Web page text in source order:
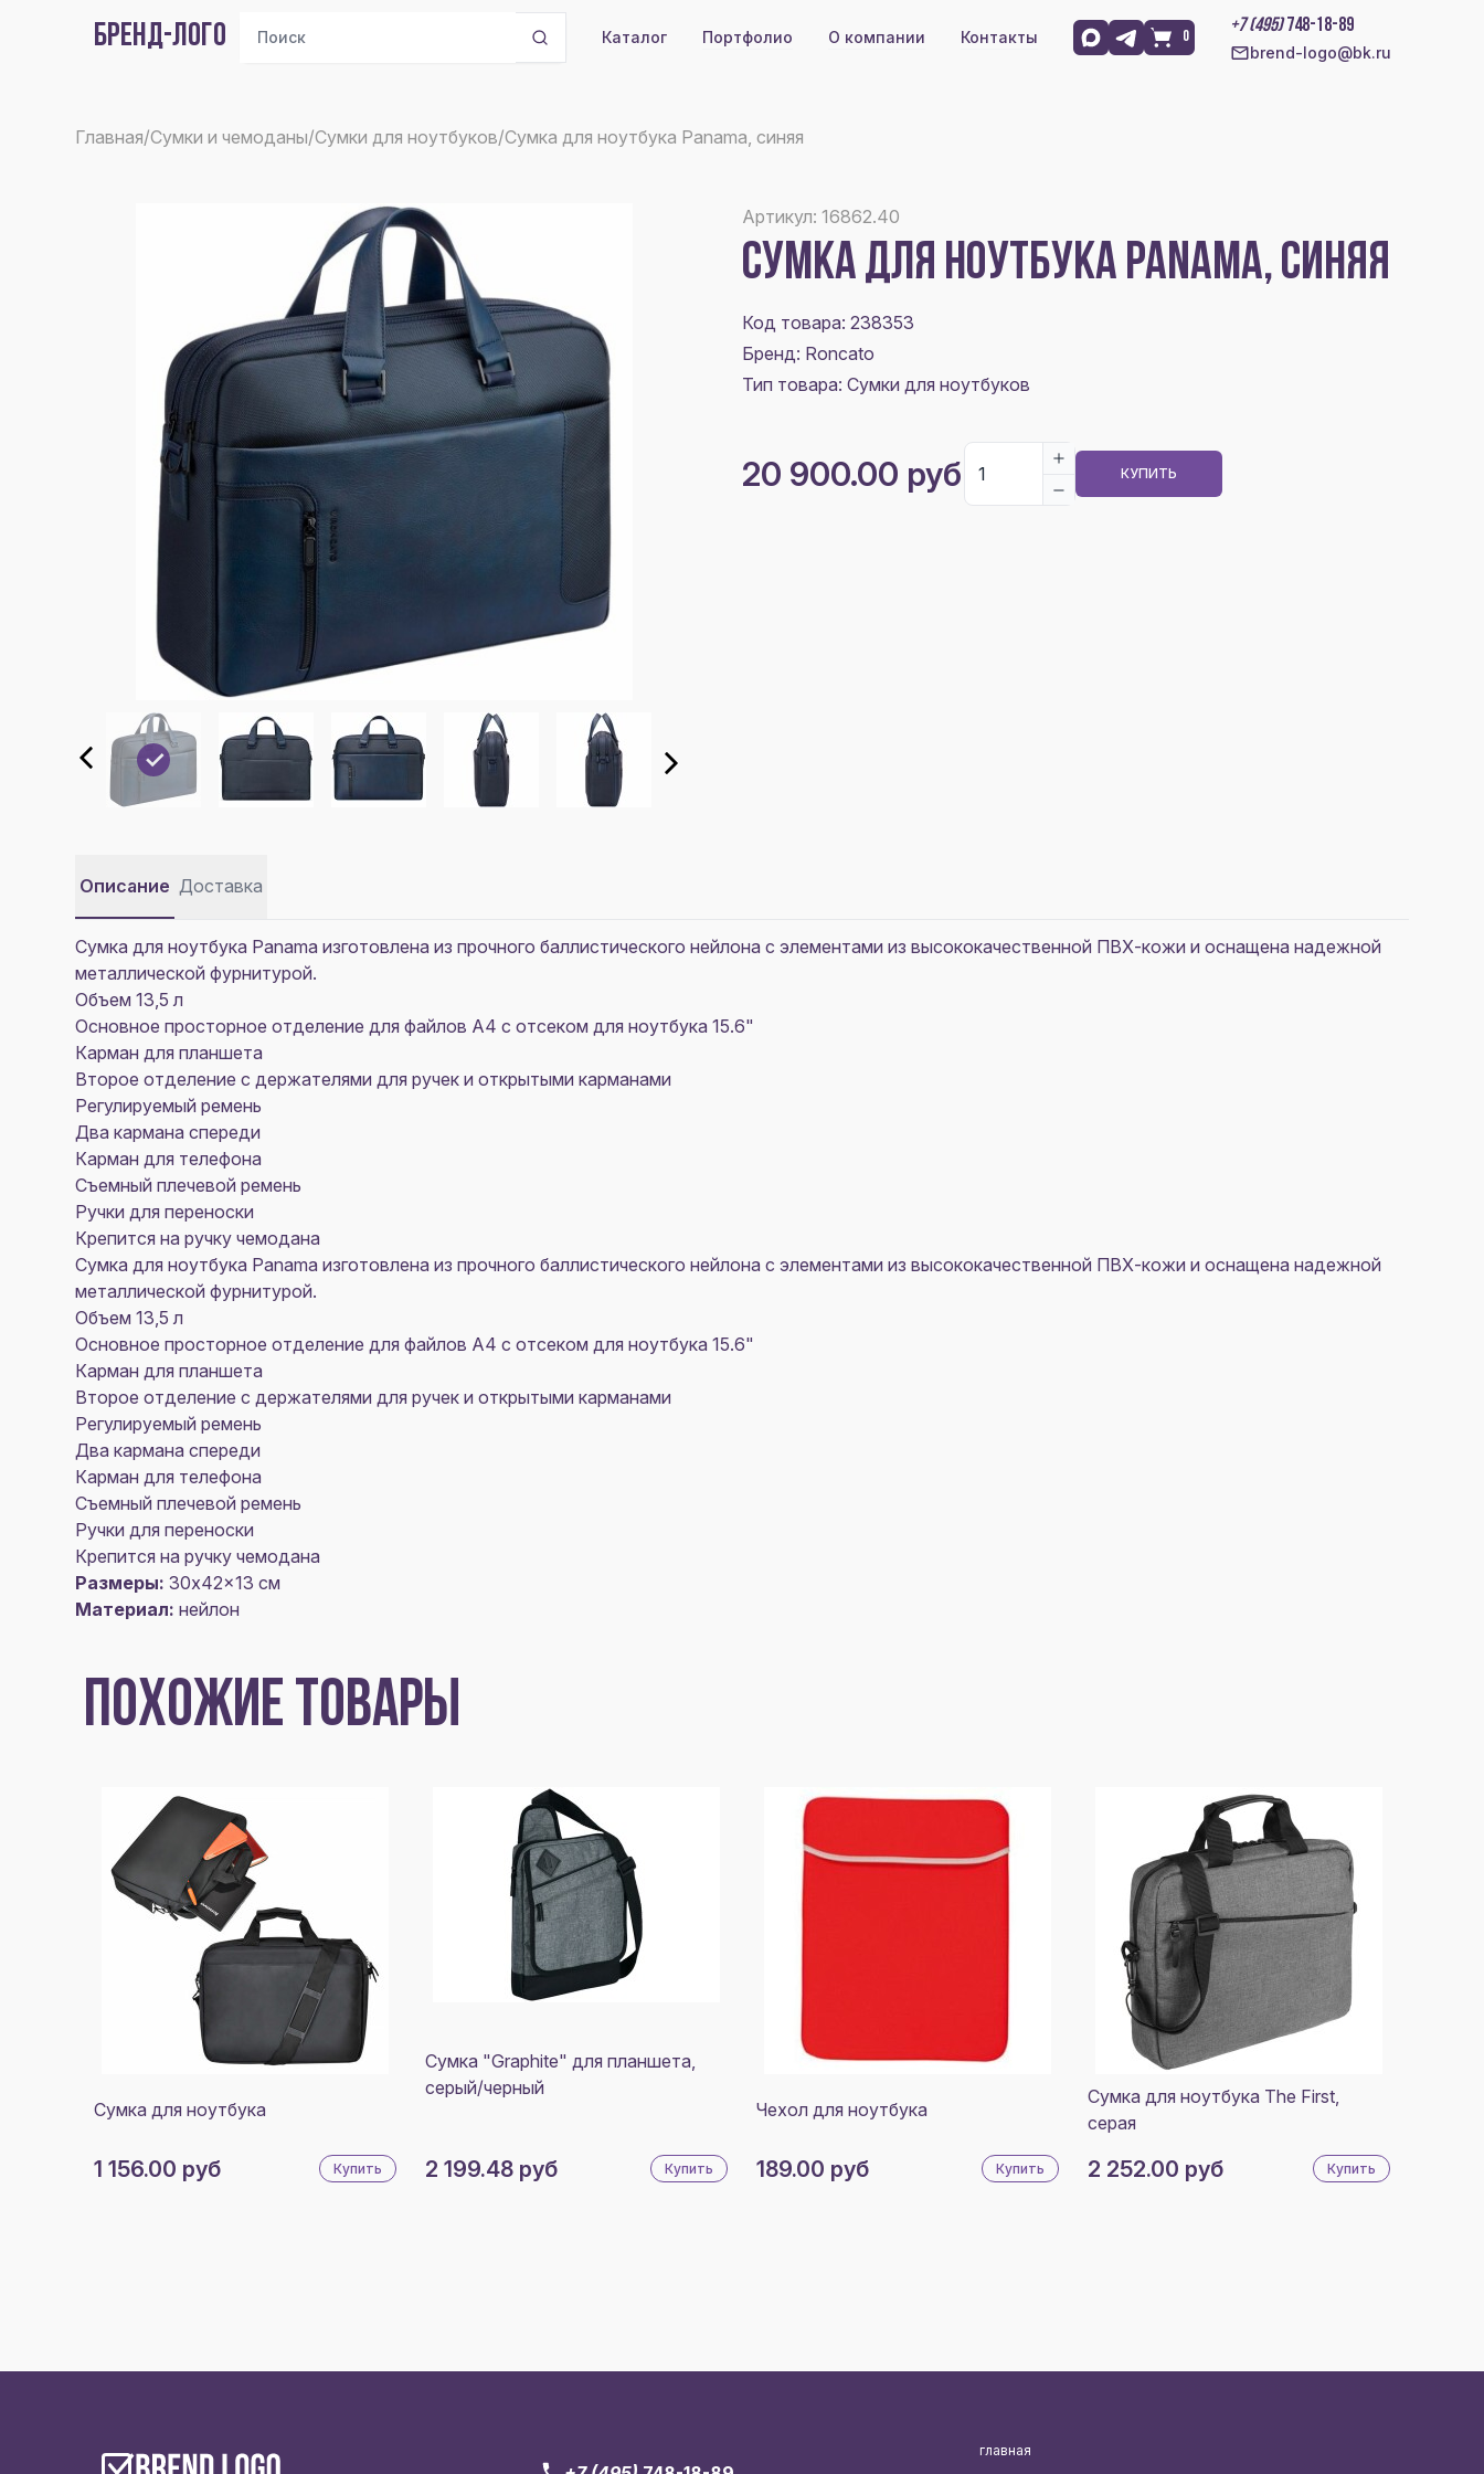
БРЕНД-ЛОГО Каталог Портфолио О компании Контакты 0
+7 (495)748-18-89
brend-logo@bk.ru
Главная/Сумки и чемоданы/Сумки для ноутбуков/Сумка для ноутбука Panama, синяя
Артикул: 16862.40
СУМКА ДЛЯ НОУТБУКА PANAMA, СИНЯЯ
Код товара: 238353
Бренд: Roncato
Тип товара: Сумки для ноутбуков
20 900.00 руб КУПИТЬ
Описание Доставка
Сумка для ноутбука Panama изготовлена из прочного баллистического нейлона с элементами из высококачественной ПВХ-кожи и оснащена надежной
металлической фурнитурой.
Объем 13,5 л
Основное просторное отделение для файлов А4 с отсеком для ноутбука 15.6"
Карман для планшета
Второе отделение с держателями для ручек и открытыми карманами
Регулируемый ремень
Два кармана спереди
Карман для телефона
Съемный плечевой ремень
Ручки для переноски
Крепится на ручку чемодана
Сумка для ноутбука Panama изготовлена из прочного баллистического нейлона с элементами из высококачественной ПВХ-кожи и оснащена надежной
металлической фурнитурой.
Объем 13,5 л
Основное просторное отделение для файлов А4 с отсеком для ноутбука 15.6"
Карман для планшета
Второе отделение с держателями для ручек и открытыми карманами
Регулируемый ремень
Два кармана спереди
Карман для телефона
Съемный плечевой ремень
Ручки для переноски
Крепится на ручку чемодана
Размеры: 30x42x13 см
Материал: нейлон
ПОХОЖИЕ ТОВАРЫ
Сумка для ноутбука
1 156.00 руб Купить
Сумка "Graphite" для планшета,
серый/черный
2 199.48 руб Купить
Чехол для ноутбука
189.00 руб Купить
Сумка для ноутбука The First,
серая
2 252.00 руб Купить
главная